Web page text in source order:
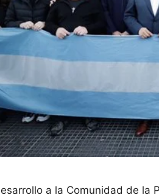
a la Comunidad de